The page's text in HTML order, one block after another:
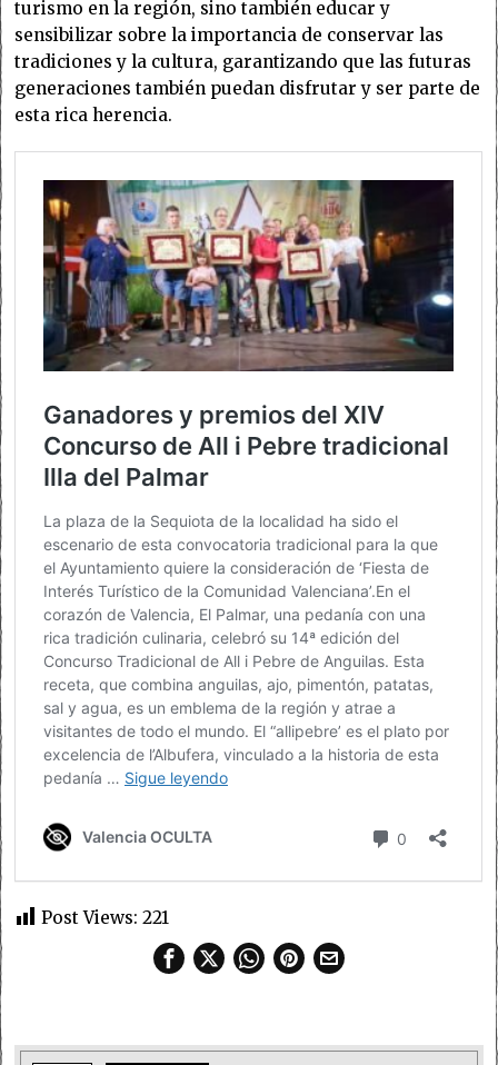
turismo en la región, sino también educar y
sensibilizar sobre la importancia de conservar las
tradiciones y la cultura, garantizando que las futuras
generaciones también puedan disfrutar y ser parte de
esta rica herencia.
Post Views: 221